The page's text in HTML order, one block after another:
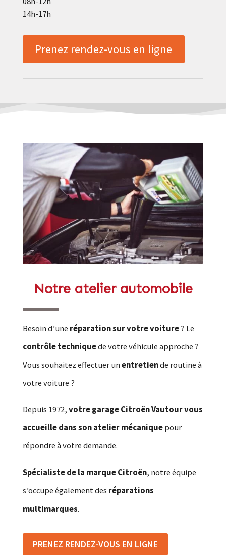
14h-17h
Prenez rendez-vous en ligne
Notre atelier automobile
Besoin d’une réparation sur votre voiture? Le
contrôle techniquede votre véhicule approche ?
Vous souhaitez effectuer unentretiende routine à
votre voiture ?
Depuis 1972,votre garage Citroën Vautour vous
accueille dans son atelier mécaniquepour
répondre à votre demande.
Spécialiste de la marque Citroën, notre équipe
s’occupe également des réparations
multimarques.
PRENEZ RENDEZ-VOUS EN LIGNE